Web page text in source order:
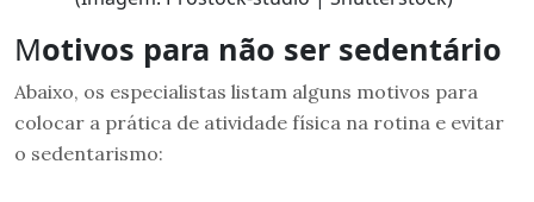
Motivos para não ser sedentário
Abaixo, os especialistas listam alguns motivos para
colocar a prática de atividade física na rotina e evitar
o sedentarismo: